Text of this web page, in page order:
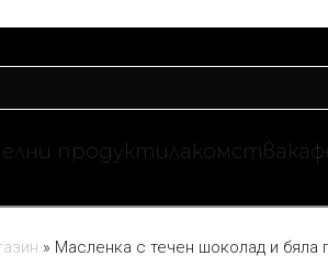
продуктилакомства
» Масленка с течен шоколад и бяла